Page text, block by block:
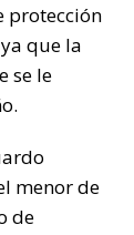
protección
que la
se le
menor de
de